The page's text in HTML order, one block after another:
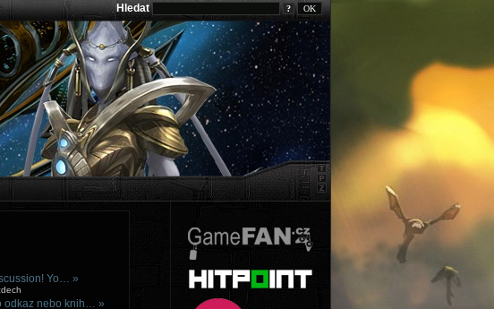
Hledat ?
Yo… »
odkaz nebo knih… »